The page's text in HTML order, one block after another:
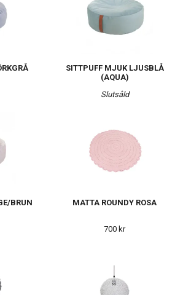
SITTPUFF MJUK LJUSBLÅ
(AQUA)
Slutsåld
BRUN
MATTA ROUNDY ROSA
700 kr